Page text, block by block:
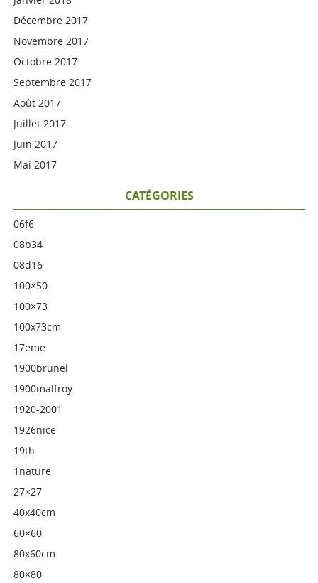
Décembre 2017
Novembre 2017
Octobre 2017
Septembre 2017
Août 2017
Juillet 2017
Juin 2017
Mai 2017
CATÉGORIES
06f6
08b34
08d16
100×50
100×73
100x73cm
17eme
1900brunel
1900malfroy
1920-2001
1926nice
19th
1nature
27×27
40x40cm
60×60
80x60cm
80×80